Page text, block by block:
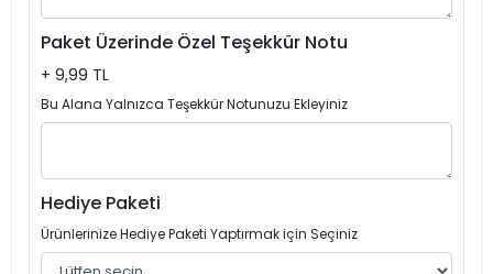
Paket Üzerinde Özel Teşekkür Notu
+ 9,99 TL
Bu Alana Yalnızca Teşekkür Notunuzu Ekleyiniz
Hediye Paketi
Ürünlerinize Hediye Paketi Yaptırmak için Seçiniz